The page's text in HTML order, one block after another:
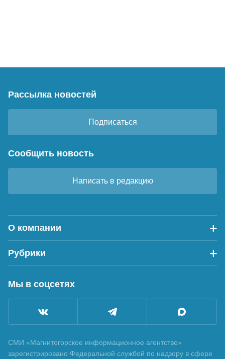
Рассылка новостей
Подписаться
Сообщить новость
Написать в редакцию
О компании
Рубрики
Мы в соцсетях
СМИ «Магнитогорское информационное агентство»
зарегистрировано Федеральной службой по надзору в сфере